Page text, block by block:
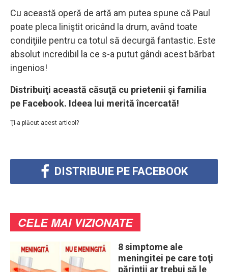
Cu această operă de artă am putea spune că Paul
poate pleca liniştit oricând la drum, având toate
condiţiile pentru ca totul să decurgă fantastic. Este
absolut incredibil la ce s-a putut gândi acest bărbat
ingenios!
Distribuiţi această căsuţă cu prietenii şi familia
pe Facebook. Ideea lui merită încercată!
Ţi-a plăcut acest articol?
DISTRIBUIE PE FACEBOOK
CELE MAI VIZIONATE
8 simptome ale
meningitei pe care toţi
părinţii ar trebui să le